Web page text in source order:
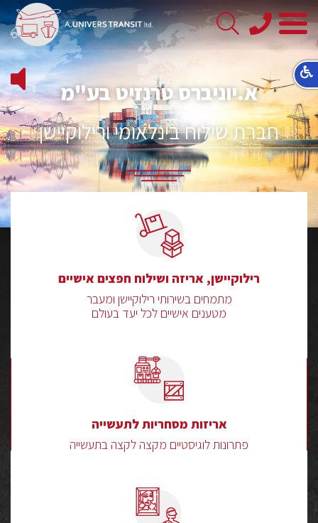
08-
8563145
א.יוניברס טרנזיט בע"מ
חברת שילוח בינלאומי ורילוקיישן
רילוקיישן, אריזה ושילוח חפצים אישיים
מתמחים בשירותי רילוקיישן ומעבר
מטענים אישיים לכל יעד בעולם
אריזות מסחריות לתעשייה
פתרונות לוגיסטיים מקצה לקצה בתעשייה